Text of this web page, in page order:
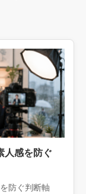
人感を防ぐ
防ぐ判断軸